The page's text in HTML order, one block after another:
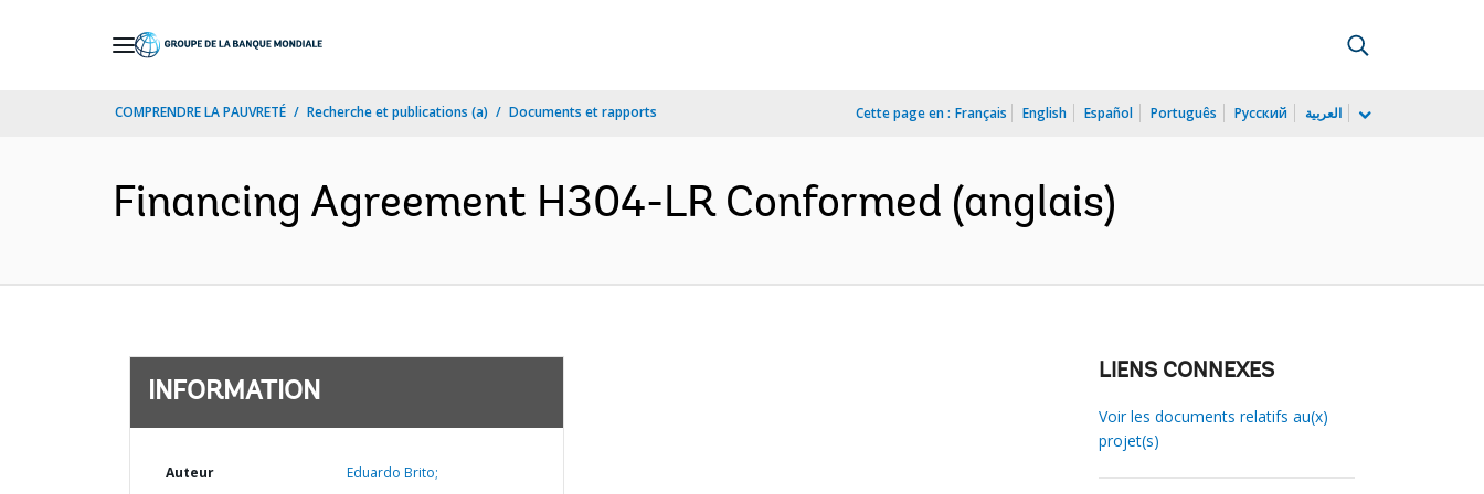
COMPRENDRE LA PAUVRETÉ Recherche et publications (a) Documents et rapports Cette page en : Français English Español Português Русский العربية
Financing Agreement H304-LR Conformed (anglais)
INFORMATION
Auteur Eduardo Brito;
LIENS CONNEXES
Voir les documents relatifs au(x)
projet(s)